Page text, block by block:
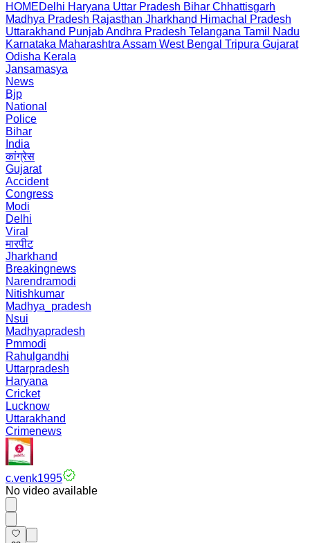
HOMEDelhi Haryana Uttar Pradesh Bihar Chhattisgarh
Madhya Pradesh Rajasthan Jharkhand Himachal Pradesh
Uttarakhand PunjabAndhra Pradesh Telangana Tamil Nadu
Karnataka Maharashtra Assam West Bengal Tripura Gujarat
Odisha Kerala
Jansamasya
News
Bjp
National
Police
Bihar
India
कांग्रेस
Gujarat
Accident
Congress
Modi
Delhi
Viral
मारपीट
Jharkhand
Breakingnews
Narendramodi
Nitishkumar
Madhya_pradesh
Nsui
Madhyapradesh
Pmmodi
Rahulgandhi
Uttarpradesh
Haryana
Cricket
Lucknow
Uttarakhand
Crimenews
c.venk1995
No video available